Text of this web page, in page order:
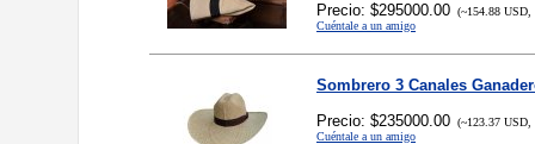
Precio: $295000.00 (~154.88 USD,
Cuéntale a un amigo
Sombrero 3 Canales
Precio: $235000.00 (~123.37 USD,
Cuéntale a un amigo